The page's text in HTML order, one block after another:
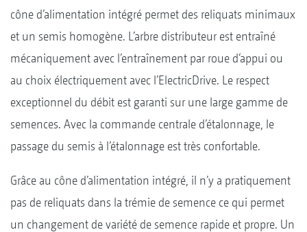
cône d’alimentation intégré permet des reliquats minimaux
et un semis homogène. L’arbre distributeur est entraîné
mécaniquement avec l’entraînement par roue d‘appui ou
au choix électriquement avec l’ElectricDrive. Le respect
exceptionnel du débit est garanti sur une large gamme de
semences. Avec la commande centrale d’étalonnage, le
passage du semis à l’étalonnage est très confortable.
Grâce au cône d’alimentation intégré, il n’y a pratiquement
pas de reliquats dans la trémie de semence ce qui permet
un changement de variété de semence rapide et propre. Un